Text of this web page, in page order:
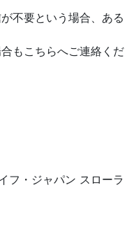
不要という場合、ある
もこちらへご連絡くだ
フ・ジャパン スローラ